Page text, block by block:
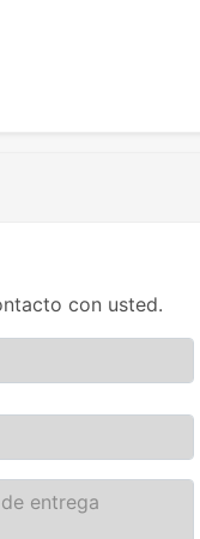
con usted.